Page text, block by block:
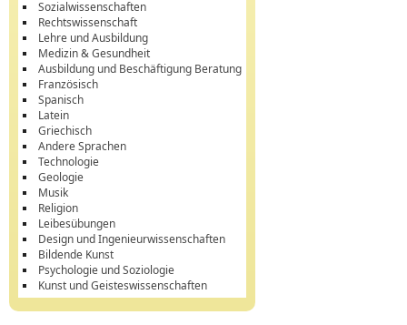
Sozialwissenschaften
Rechtswissenschaft
Lehre und Ausbildung
Medizin & Gesundheit
Ausbildung und Beschäftigung Beratung
Französisch
Spanisch
Latein
Griechisch
Andere Sprachen
Technologie
Geologie
Musik
Religion
Leibesübungen
Design und Ingenieurwissenschaften
Bildende Kunst
Psychologie und Soziologie
Kunst und Geisteswissenschaften